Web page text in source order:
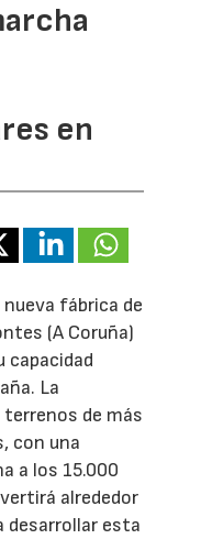
en
fábrica de
(A Coruña)
capacidad
La
de más
con una
a los 15.000
alrededor
desarrollar esta